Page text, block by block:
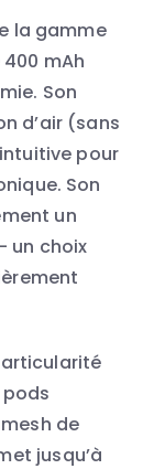
la gamme
mAh
Son
d’air (sans
pour
Son
un
un choix
de
jusqu’à